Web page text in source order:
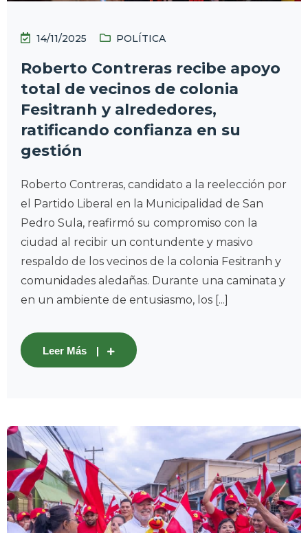
14/11/2025 POLÍTICA
Roberto Contreras recibe apoyo
total de vecinos de colonia
Fesitranh y alrededores,
ratificando confianza en su
gestión
Roberto Contreras, candidato a la reelección por
el Partido Liberal en la Municipalidad de San
Pedro Sula, reafirmó su compromiso con la
ciudad al recibir un contundente y masivo
respaldo de los vecinos de la colonia Fesitranh y
comunidades aledañas. Durante una caminata y
en un ambiente de entusiasmo, los [...]
Leer Más